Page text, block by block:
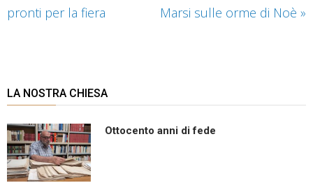
pronti per la fiera
Marsi sulle orme di Noè »
LA NOSTRA CHIESA
Ottocento anni di fede